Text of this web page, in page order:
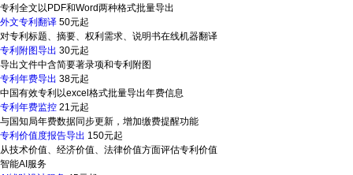
专利全文以PDF和Word两种格式批量导出
外文专利翻译 50元起
对专利标题、摘要、权利需求、说明书在线机器翻译
专利附图导出 30元起
导出文件中含简要著录项和专利附图
专利年费导出 38元起
中国有效专利以excel格式批量导出年费信息
专利年费监控 21元起
与国知局年费数据同步更新，增加缴费提醒功能
专利价值度报告导出 150元起
从技术价值、经济价值、法律价值方面评估专利价值
智能AI服务